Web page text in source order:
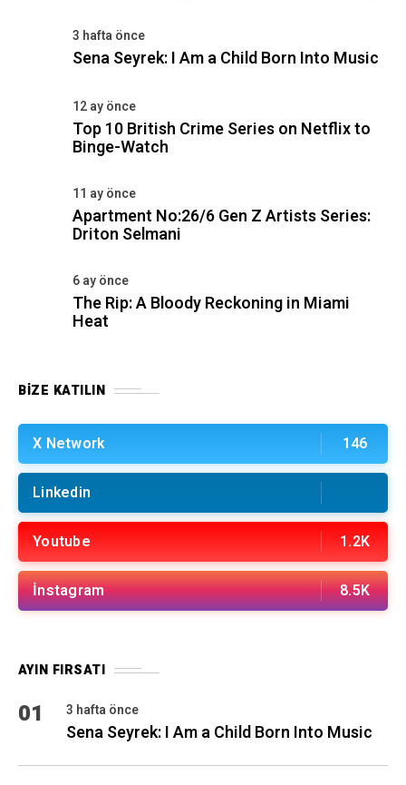
3 hafta önce
Sena Seyrek: I Am a Child Born Into Music
12 ay önce
Top 10 British Crime Series on Netflix to
Binge-Watch
11 ay önce
Apartment No:26/6 Gen Z Artists Series:
Driton Selmani
6 ay önce
The Rip: A Bloody Reckoning in Miami
Heat
BIZE KATILIN
X Network 146
Linkedin
Youtube 1.2K
İnstagram 8.5K
AYIN FIRSATI
01 3 hafta önce
Sena Seyrek: I Am a Child Born Into Music